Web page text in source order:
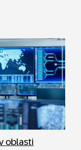
oblasti